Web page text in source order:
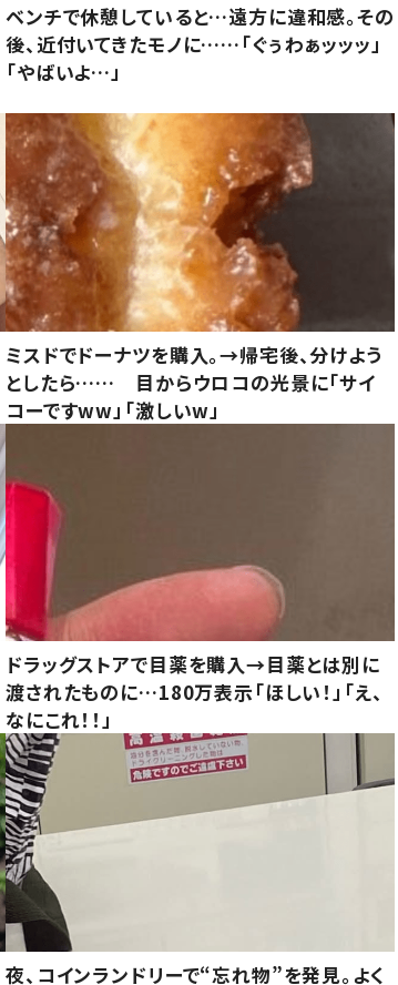
ベンチで休憩していると…遠方に違和感。その
後、近付いてきたモノに……「ぐぅわぁッッッ」
「やばいよ…」
ミスドでドーナツを購入。→帰宅後、分けよう
としたら…… 目からウロコの光景に「サイ
コーですww」「激しいw」
ドラッグストアで目薬を購入→目薬とは別に
渡されたものに…180万表示「ほしい！」「え、
なにこれ！！」
夜、コインランドリーで“忘れ物”を発見。よく